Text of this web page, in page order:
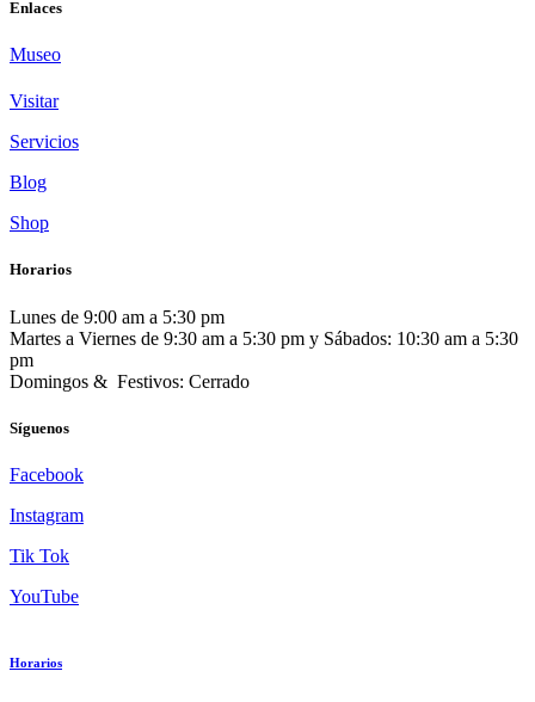
Enlaces
Museo
Visitar
Servicios
Blog
Shop
Horarios
Lunes de 9:00 am a 5:30 pm
Martes a Viernes de 9:30 am a 5:30 pm y Sábados: 10:30 am a 5:30
pm
Domingos & Festivos: Cerrado
Síguenos
Facebook
Instagram
Tik Tok
YouTube
Horarios